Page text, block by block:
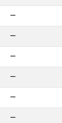
—
—
—
—
—
—